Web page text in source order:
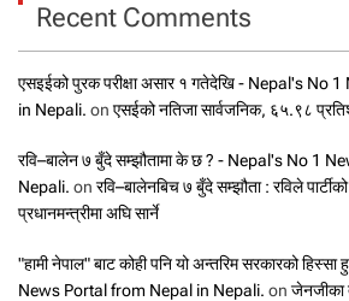
Recent Comments
एसइईको पुरक परीक्षा असार १ गतेदेखि - Nepal's No
in Nepali. on एसईको नतिजा सार्वजनिक, ६५.९८ प्रतिशत
रवि–बालेन ७ बुँदे सम्झौतामा के छ ? - Nepal's No 1
Nepali. on रवि–बालेनबिच ७ बुँदे सम्झौता : रविले
प्रधानमन्त्रीमा अघि सार्ने
"हामी नेपाल" बाट कोही पनि यो अन्तरिम सरकारको
News Portal from Nepal in Nepali. on जेनजीका